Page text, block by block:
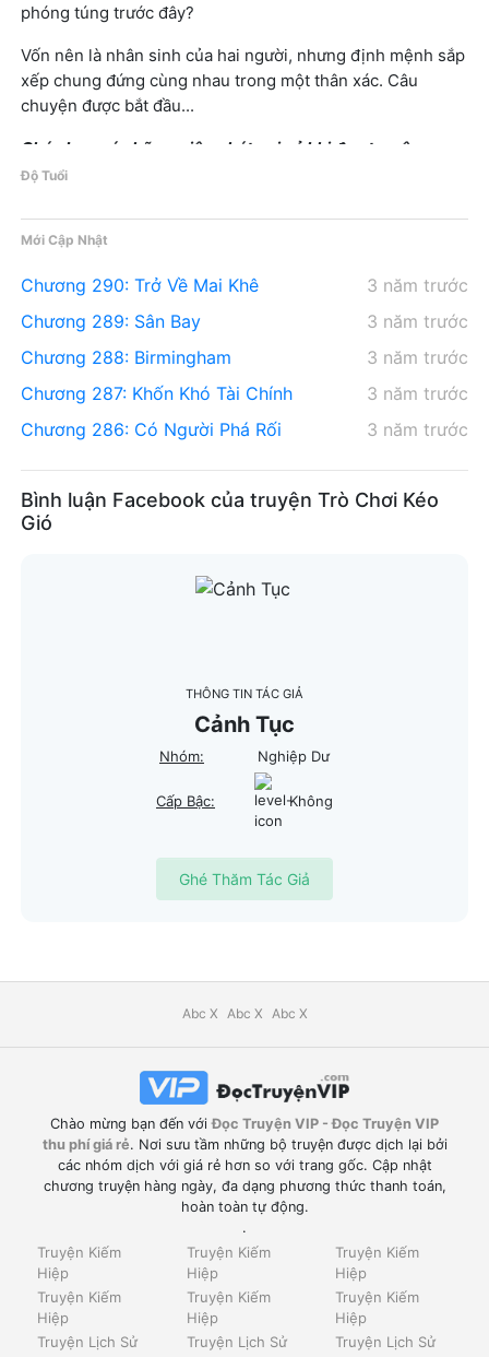
phóng túng trước đây?
Vốn nên là nhân sinh của hai người, nhưng định mệnh sắp
xếp chung đứng cùng nhau trong một thân xác. Câu
chuyện được bắt đầu...
Chúc bạn có những giây phút vui vẻ khi đọc truyện
Phong Khí Quan Trường!
Độ Tuổi
Mới Cập Nhật
Chương 290: Trở Về Mai Khê
3 năm trước
Chương 289: Sân Bay
3 năm trước
Chương 288: Birmingham
3 năm trước
Chương 287: Khốn Khó Tài Chính
3 năm trước
Chương 286: Có Người Phá Rối
3 năm trước
Bình luận Facebook của truyện Trò Chơi Kéo
Gió
THÔNG TIN TÁC GIẢ
Cảnh Tục
Nhóm: Nghiệp Dư
Cấp Bậc: Không
Ghé Thăm Tác Giả
Abc X Abc X Abc X
Chào mừng bạn đến vớiĐọc Truyện VIP - Đọc Truyện VIP
thu phí giá rẻ. Nơi sưu tầm những bộ truyện được dịch lại bởi
các nhóm dịch với giá rẻ hơn so với trang gốc. Cập nhật
chương truyện hàng ngày, đa dạng phương thức thanh toán,
hoàn toàn tự động.
.
Truyện Kiếm
Hiệp
Truyện Kiếm
Hiệp
Truyện Lịch Sử
Truyện Kiếm
Hiệp
Truyện Kiếm
Hiệp
Truyện Lịch Sử
Truyện Kiếm
Hiệp
Truyện Kiếm
Hiệp
Truyện Lịch Sử